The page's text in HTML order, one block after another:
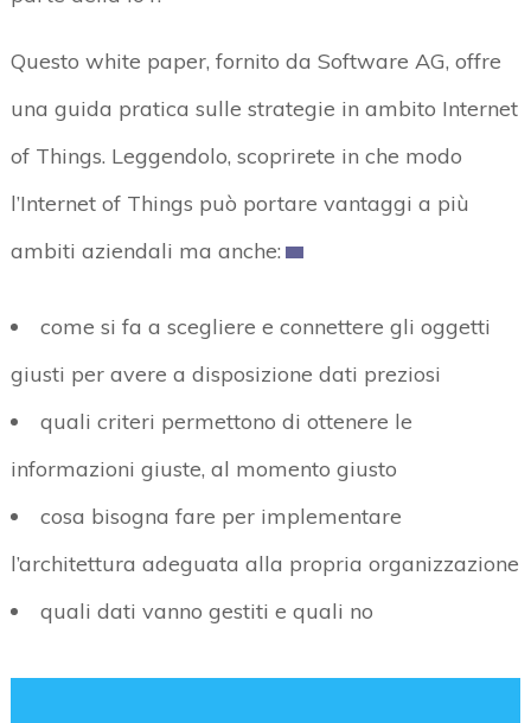
Questo white paper, fornito da Software AG, offre
una guida pratica sulle strategie in ambito Internet
of Things. Leggendolo, scoprirete in che modo
l’Internet of Things può portare vantaggi a più
ambiti aziendali ma anche:
come si fa a scegliere e connettere gli oggetti
giusti per avere a disposizione dati preziosi
quali criteri permettono di ottenere le
informazioni giuste, al momento giusto
cosa bisogna fare per implementare
l’architettura adeguata alla propria organizzazione
quali dati vanno gestiti e quali no